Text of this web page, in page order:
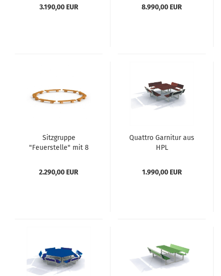
3.190,00 EUR 8.990,00 EUR
Sitzgruppe
"Feuerstelle" mit 8
2.290,00 EUR
Quattro Garnitur aus
HPL
1.990,00 EUR